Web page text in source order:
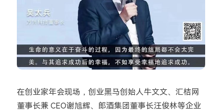
在创业家年会现场，创业黑马创始人牛文文、汇桔网
董事长兼 CEO谢旭辉、郎酒集团董事长汪俊林等企业